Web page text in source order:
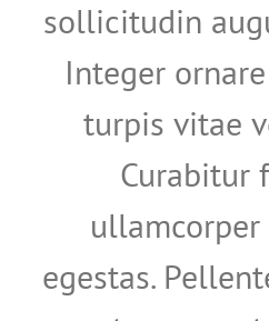
sollicitudin
Integer
turpis vitae
Curabitur
egestas.